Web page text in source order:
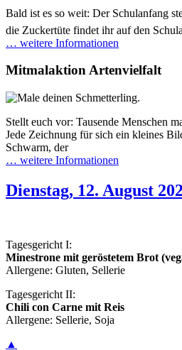
Bald ist es so weit: Der Schulanfang
die Zuckertüte findet ihr auf den
… weitere Informationen
Mitmalaktion Artenvielfalt
Stellt euch vor: Tausende Menschen
Jede Zeichnung für sich ein kleines
Schwarm, der
… weitere Informationen
Dienstag, 12. August
Tagesgericht I:
Minestrone mit geröstetem Brot
Allergene: Gluten, Sellerie
Tagesgericht II:
Chili con Carne mit Reis
Allergene: Sellerie, Soja
▲